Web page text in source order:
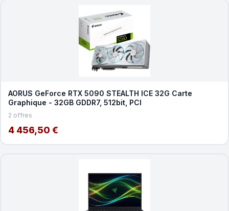
AORUS GeForce RTX 5090 STEALTH ICE 32G Carte
Graphique - 32GB GDDR7, 512bit, PCI
2 offres
4 456,50 €